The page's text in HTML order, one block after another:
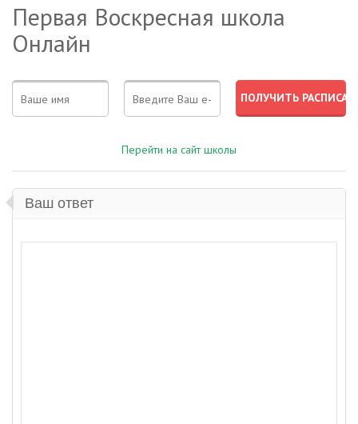
Первая Воскресная школа
Онлайн
Перейти на сайт школы
Ваш ответ